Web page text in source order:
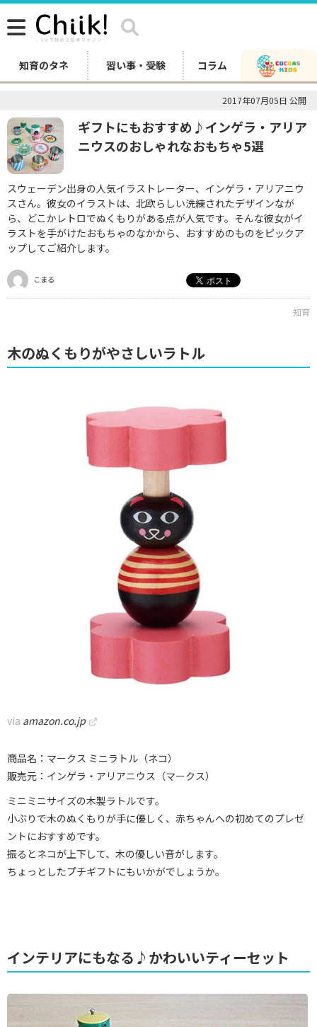
知育のタネ 習い事・受験 コラム
2017年07月05日 公開
ギフトにもおすすめ♪インゲラ・アリア
ニウスのおしゃれなおもちゃ5選
スウェーデン出身の人気イラストレーター、インゲラ・アリアニウ
スさん。彼女のイラストは、北欧らしい洗練されたデザインなが
ら、どこかレトロでぬくもりがある点が人気です。そんな彼女がイ
ラストを手がけたおもちゃのなかから、おすすめのものをピックア
ップしてご紹介します。
こまる
知育
木のぬくもりがやさしいラトル
via amazon.co.jp
商品名：マークス ミニラトル（ネコ）
販売元：インゲラ・アリアニウス（マークス）
ミニミニサイズの木製ラトルです。
小ぶりで木のぬくもりが手に優しく、赤ちゃんへの初めてのプレゼ
ントにおすすめです。
振るとネコが上下して、木の優しい音がします。
ちょっとしたプチギフトにもいかがでしょうか。
インテリアにもなる♪かわいいティーセット